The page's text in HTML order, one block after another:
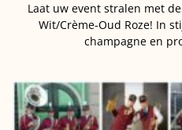
Laat uw event stralen met
Wit/Crème-Oud Roze! In
champagne en